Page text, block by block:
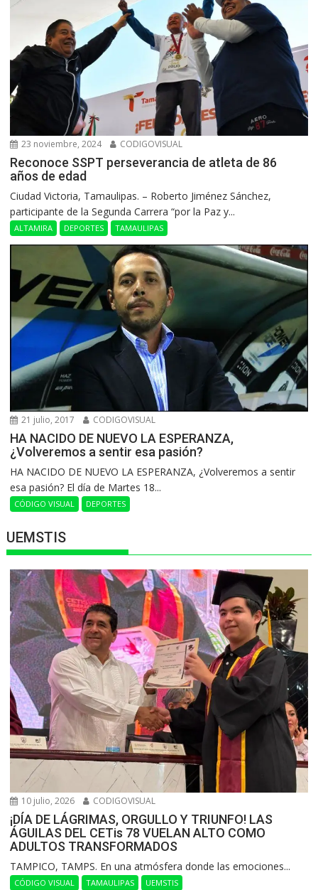
23 noviembre, 2024 CODIGOVISUAL
Reconoce SSPT perseverancia de atleta de 86
años de edad
Ciudad Victoria, Tamaulipas. – Roberto Jiménez Sánchez,
participante de la Segunda Carrera “por la Paz y...
ALTAMIRA DEPORTES TAMAULIPAS
21 julio, 2017 CODIGOVISUAL
HA NACIDO DE NUEVO LA ESPERANZA,
¿Volveremos a sentir esa pasión?
HA NACIDO DE NUEVO LA ESPERANZA, ¿Volveremos a sentir
esa pasión? El día de Martes 18...
CÓDIGO VISUAL DEPORTES
UEMSTIS
10 julio, 2026 CODIGOVISUAL
¡DÍA DE LÁGRIMAS, ORGULLO Y TRIUNFO! LAS
ÁGUILAS DEL CETis 78 VUELAN ALTO COMO
ADULTOS TRANSFORMADOS
​TAMPICO, TAMPS. En una atmósfera donde las emociones...
CÓDIGO VISUAL TAMAULIPAS UEMSTIS